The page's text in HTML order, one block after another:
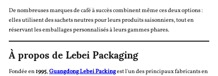
De nombreuses marques de café à succès combinent même ces deux options :
elles utilisent des sachets neutres pour leurs produits saisonniers, tout en
réservant les emballages personnalisés à leurs gammes phares.
À propos de Lebei Packaging
Fondée en1995,Guangdong Lebei Packingest l'un des principaux fabricants en